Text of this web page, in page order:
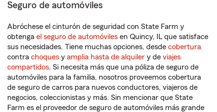
Seguro de automóviles
Abróchese el cinturón de seguridad con State Farm y
obtenga el seguro de automóviles en Quincy, IL que satisface
sus necesidades. Tiene muchas opciones, desde cobertura
contra choques y amplia hasta de alquiler y de viajes
compartidos. Si necesita más que una póliza de seguro de
automóviles para la familia, nosotros proveemos cobertura
de seguro de carros para nuevos conductores, viajeros de
negocios, coleccionistas y más. Sin mencionar que State
Farm es el proveedor de seguro de automóviles más grande